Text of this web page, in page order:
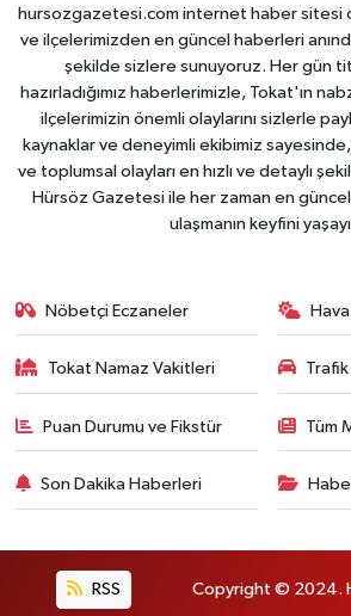
hursozgazetesi.com internet haber sitesi
ve ilçelerimizden en güncel haberleri
şekilde sizlere sunuyoruz. Her gün
hazırladığımız haberlerimizle, Tokat'ın
ilçelerimizin önemli olaylarını sizlerle
kaynaklar ve deneyimli ekibimiz
ve toplumsal olayları en hızlı ve detaylı
Hürsöz Gazetesi ile her zaman en
ulaşmanın keyfini
Nöbetçi Eczaneler
Tokat Namaz Vakitleri
Puan Durumu ve Fikstür Tüm
Son Dakika Haberleri
RSS Copyright © 2024.